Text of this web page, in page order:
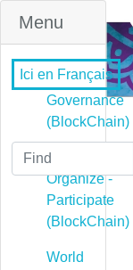
Menu
Governance
(BlockChain)
Governance -
Organize -
Participate
(BlockChain)
World
Ici en Français
Find